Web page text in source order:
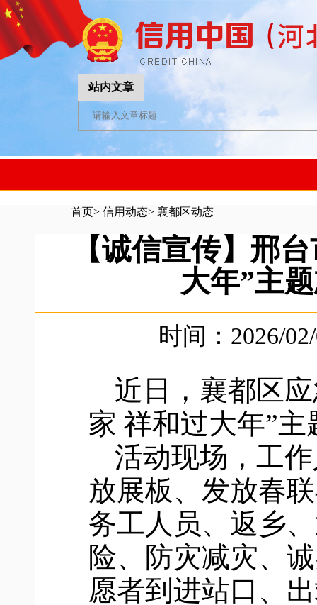
站内文章
首页> 信用动态> 襄都区动态
【诚信宣传】邢
大年”主
时间：2026/
近日，襄都区
家 祥和过大年”
活动现场，工
放展板、发放春
务工人员、返乡
险、防灾减灾、
愿者到进站口、